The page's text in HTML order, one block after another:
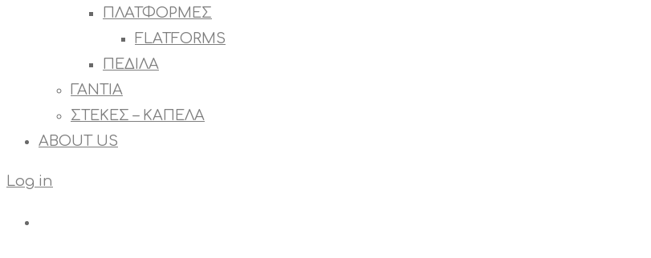
ΠΛΑΤΦΟΡΜΕΣ
FLATFORMS
ΠΕΔΙΛΑ
ΓΑΝΤΙΑ
ΣΤΕΚΕΣ – ΚΑΠΕΛΑ
ABOUT US
Log in